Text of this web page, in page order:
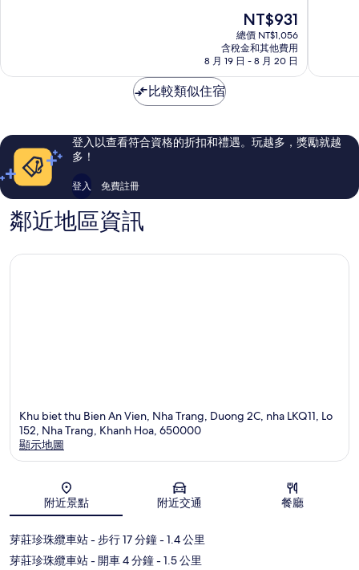
夠
評
論
現
在
價
格
為
NT$931
總價 NT$1,056
含稅金和其他費用
8 月 19 日 - 8 月 20 日
棒
評
論
比較類似住宿
登入以查看符合資格的折扣和禮遇。玩越多，獎勵就越
多！
登入 免費註冊
鄰近地區資訊
Khu biet thu Bien An Vien, Nha Trang, Duong 2C, nha LKQ11, Lo
152, Nha Trang, Khanh Hoa, 650000
顯示地圖
附近景點 附近交通 餐廳
芽莊珍珠纜車站- 步行 17 分鐘- 1.4 公里
芽莊珍珠纜車站- 開車 4 分鐘- 1.5 公里